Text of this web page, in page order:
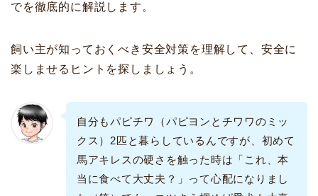
でを徹底的に解説します。
飼い主が知っておくべき安全対策を理解して、安全に
楽しませるヒントを探しましょう。
自分もパピチワ（パピヨンとチワワのミッ
クス）2匹と暮らしているんですが、初めて
馬アキレスの硬さを触った時は「これ、本
当に食べて大丈夫？」って心配になりまし